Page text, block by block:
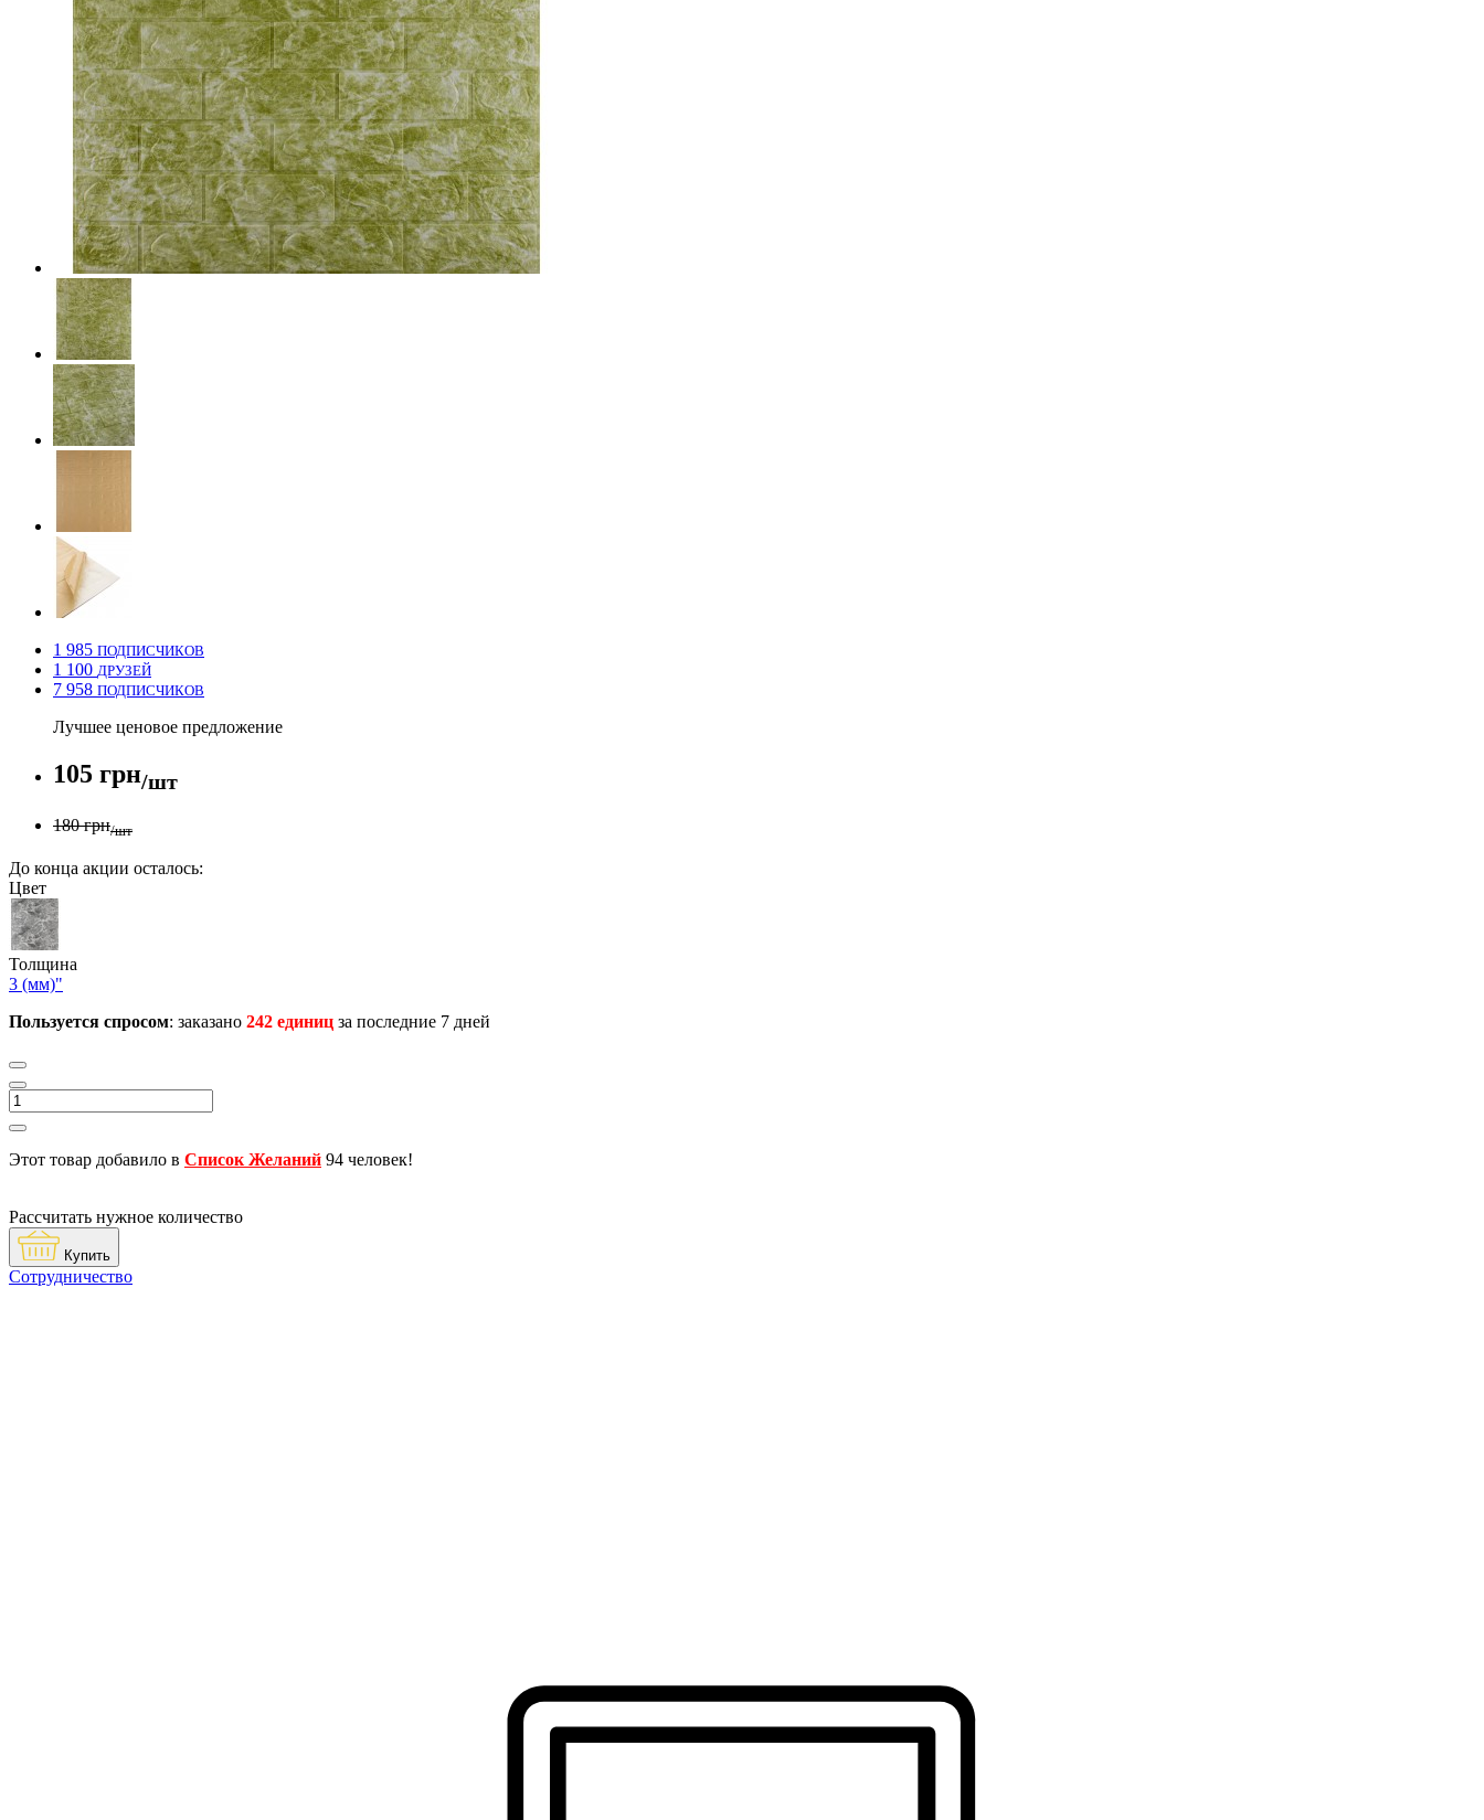
1 985 ПОДПИСЧИКОВ
1 100 ДРУЗЕЙ
7 958 ПОДПИСЧИКОВ
Лучшее ценовое предложение
105 грн/шт
180 грн/шт
До конца акции осталось:
Цвет
Толщина
3 (мм)"
Пользуется спросом: заказано 242 единиц за последние 7 дней
Этот товар добавило в Список Желаний 94 человек!
Рассчитать нужное количество
Купить
Сотрудничество